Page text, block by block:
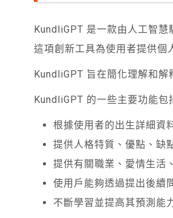
KundliGPT 是一款由人工智
這項創新工具為使用者提供個
KundliGPT 旨在簡化理解和解
KundliGPT 的一些主要功能包
根據使用者的出生詳細資
提供人格特質、優點、缺
提供有關職業、愛情生活
使用戶能夠透過提出後續
不斷學習並提高其預測能